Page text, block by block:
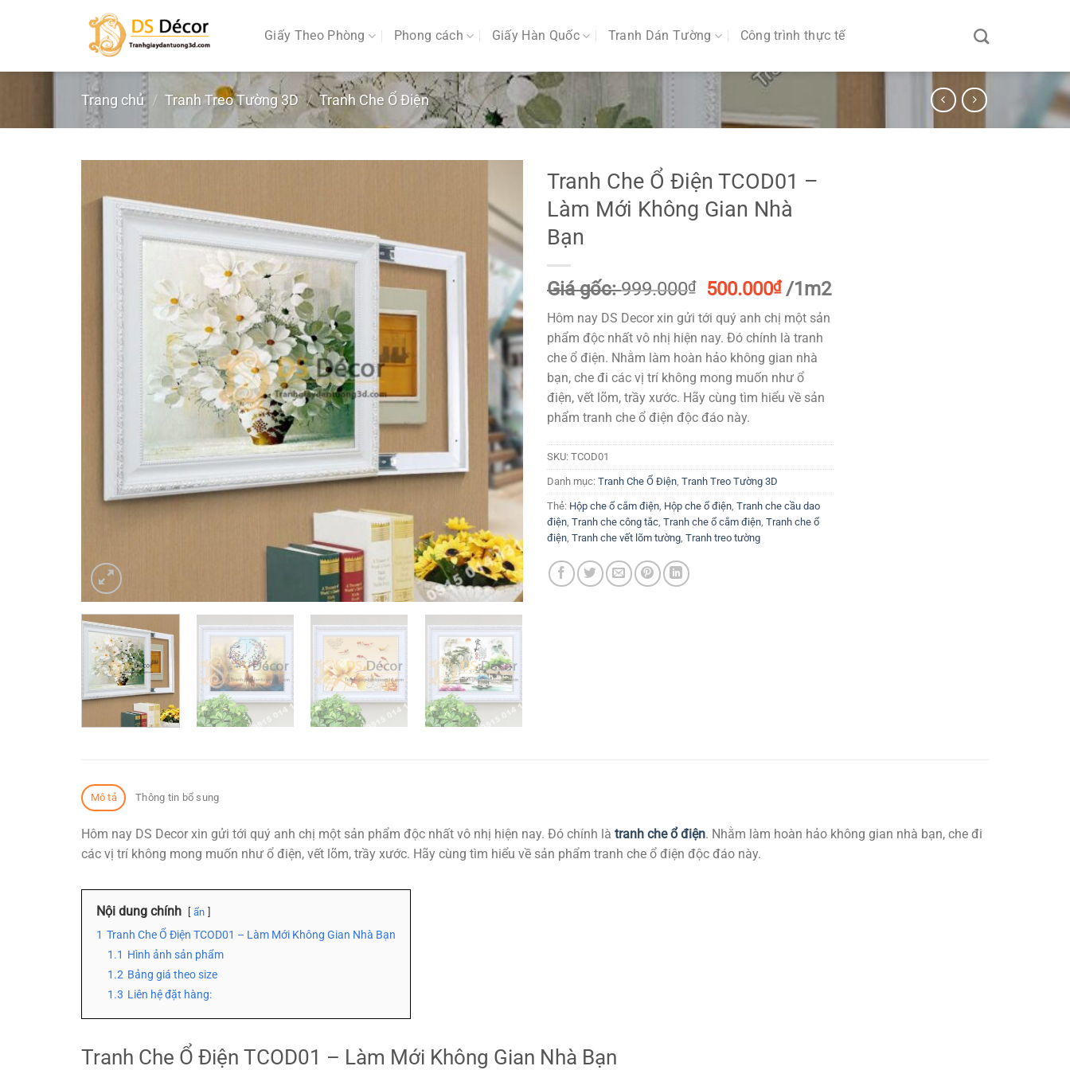
dung
Giấy Theo Phòng Phong cách Giấy Hàn Quốc Tranh Dán Tường Công trình thực tế
Trang chủ / Tranh Treo Tường 3D / Tranh Che Ổ Điện
Tranh Che Ổ Điện TCOD01 –
Làm Mới Không Gian Nhà
Bạn
Giá gốc:999.000₫
Giá
gốc
là:
999.000₫.
500.000₫Giá
hiện
tại
là:
500.000₫.
/1m2
Hôm nay DS Decor xin gửi tới quý anh chị một sản
phẩm độc nhất vô nhị hiện nay. Đó chính là tranh
che ổ điện. Nhằm làm hoàn hảo không gian nhà
bạn, che đi các vị trí không mong muốn như ổ
điện, vết lõm, trầy xước. Hãy cùng tìm hiểu về sản
phẩm tranh che ổ điện độc đáo này.
SKU: TCOD01
Danh mục: Tranh Che Ổ Điện Tranh Treo Tường 3D
Thẻ: Hộp che ổ cắm điện Hộp che ổ điện Tranh che cầu dao
điện Tranh che công tắc Tranh che ổ cắm điện Tranh che ổ
điện Tranh che vết lõm tường Tranh treo tường
Mô tả Thông tin bổ sung
Hôm nay DS Decor xin gửi tới quý anh chị một sản phẩm độc nhất vô nhị hiện nay. Đó chính là tranh che ổ điện. Nhằm làm hoàn hảo không gian nhà bạn, che đi
các vị trí không mong muốn như ổ điện, vết lõm, trầy xước. Hãy cùng tìm hiểu về sản phẩm tranh che ổ điện độc đáo này.
Nội dung chính ẩn
1 Tranh Che Ổ Điện TCOD01 – Làm Mới Không Gian Nhà Bạn
1.1 Hình ảnh sản phẩm
1.2 Bảng giá theo size
1.3 Liên hệ đặt hàng:
Tranh Che Ổ Điện TCOD01 – Làm Mới Không Gian Nhà Bạn